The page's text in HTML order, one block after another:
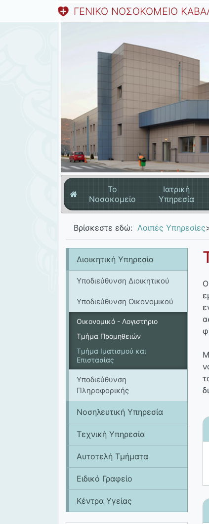
ΓΕΝΙΚΟ ΝΟΣΟΚΟΜΕΙΟ
Το
Νοσοκομείο
Ιατρική
Υπηρεσία
Βρίσκεστε εδώ: Λοιπές Υπηρεσίες
Διοικητική Υπηρεσία
Υποδιεύθυνση Διοικητικού
Υποδιεύθυνση Οικονομικού
Οικονομικό - Λογιστήριο
Τμήμα Προμηθειών
Τμήμα Ιματισμού και
Επιστασίας
Υποδιεύθυνση
Πληροφορικής
Νοσηλευτική Υπηρεσία
Tεχνική Υπηρεσία
Αυτοτελή Τμήματα
Ειδικό Γραφείο
Κέντρα Υγείας